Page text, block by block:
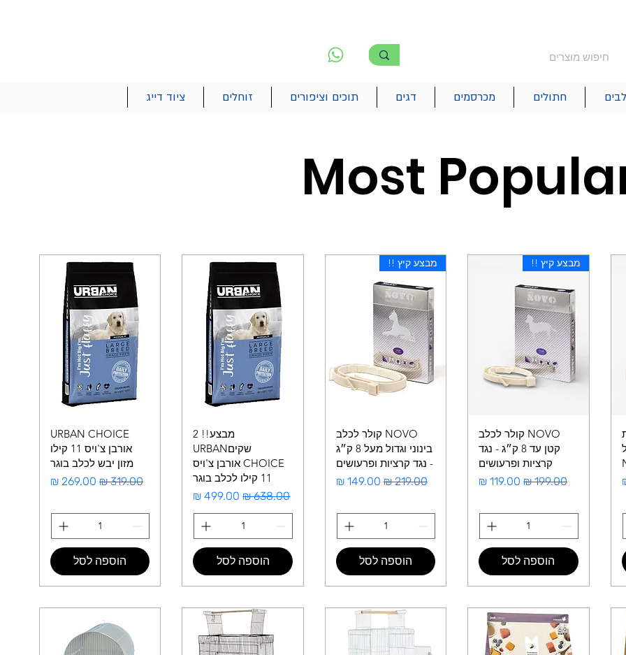
חתולים מכרסמים דגים תוכים וציפורים זוחלים ציוד דייג
Most
מבצע קיץ !!
NOVO קולר לכלב
קטן עד 8 ק״ג - נגד
קרציות ופרעושים
מחיר רגיל‏199.00 ‏₪ מחיר מבצע
הוספה לסל
מבצע קיץ !!
NOVO קולר לכלב
בינוני וגדול מעל 8 ק״ג
- נגד קרציות ופרעושים
מחיר רגיל‏219.00 ‏₪ מחיר מבצע
הוספה לסל
מבצע!! 2
שקיםURBAN
CHOICE אורבן צ'ויס
11 קילו לכלב בוגר
מחיר רגיל‏638.00 ‏₪ מחיר מבצע
הוספה לסל
URBAN CHOICE
אורבן צ'ויס 11 קילו
מזון יבש לכלב בוגר
מחיר רגיל מחיר מבצע
הוספה לסל